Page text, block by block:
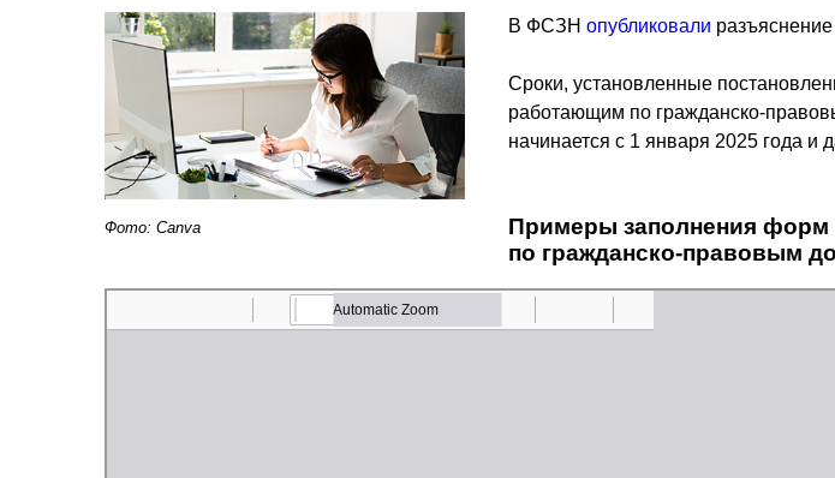
Фото: Canva
В ФСЗНопубликовали
Сроки, установленные
работающим по гражданско-
начинается с 1 января 2025 года и
Примеры заполнения форм
по гражданско-правовым